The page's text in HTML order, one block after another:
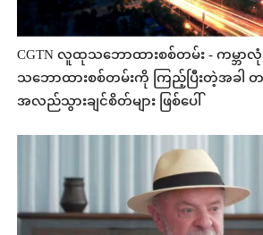
CGTN လူထုသဘောထားစစ်တမ်း - ကမ္ဘ
သဘောထားစစ်တမ်းကို ကြည့်ပြီးတဲ့အခါ
အလည်သွားချင်စိတ်များ ဖြစ်ပေါ်